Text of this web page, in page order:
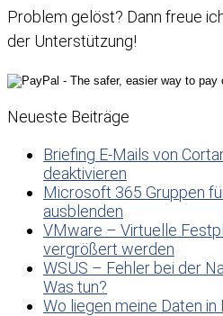
Problem gelöst? Dann freue
der Unterstützung!
Neueste Beiträge
Briefing E-Mails von
deaktivieren
Microsoft 365 Gruppen
ausblenden
VMware – Virtuelle
vergrößert werden
WSUS – Fehler bei der
Was tun?
Wo liegen meine Daten